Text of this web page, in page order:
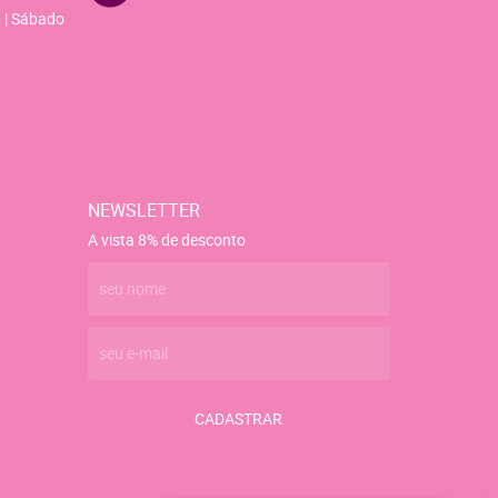
Sábado
NEWSLETTER
A vista 8% de desconto
CADASTRAR